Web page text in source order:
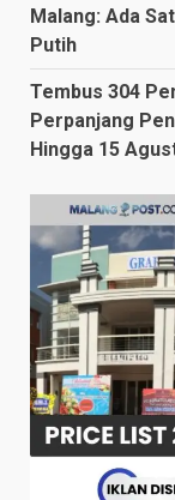
Malang: Ada
Putih
Tembus 304
Perpanjang
Hingga 15